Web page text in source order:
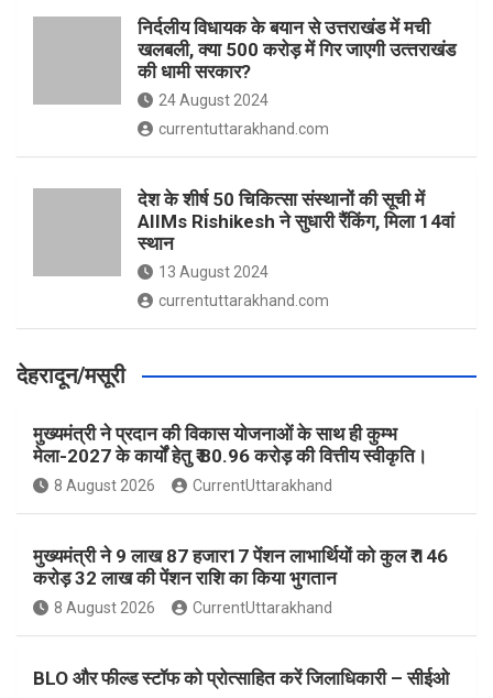
निर्दलीय विधायक के बयान से उत्तराखंड में मची
खलबली, क्‍या 500 करोड़ में गिर जाएगी उत्‍तराखंड
की धामी सरकार?
24 August 2024
currentuttarakhand.com
देश के शीर्ष 50 चिकित्सा संस्थानों की सूची में
AIIMs Rishikesh ने सुधारी रैंकिंग, मिला 14वां
स्थान
13 August 2024
currentuttarakhand.com
देहरादून/मसूरी
मुख्यमंत्री ने प्रदान की विकास योजनाओं के साथ ही कुम्भ
मेला-2027 के कार्यों हेतु ₹ 80.96 करोड़ की वित्तीय स्वीकृति।
8 August 2026 CurrentUttarakhand
मुख्यमंत्री ने 9 लाख 87 हजार17 पेंशन लाभार्थियों को कुल ₹ 146
करोड़ 32 लाख की पेंशन राशि का किया भुगतान
8 August 2026 CurrentUttarakhand
BLO और फील्ड स्टॉफ को प्रोत्साहित करें जिलाधिकारी – सीईओ